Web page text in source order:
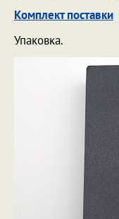
Комплект поставки
Упаковка.